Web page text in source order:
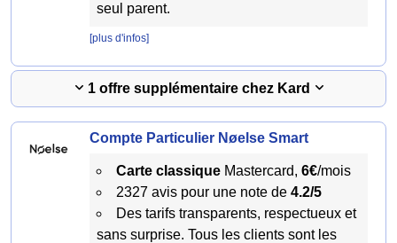
seul parent.
[plus d'infos]
1 offre supplémentaire chez Kard
Compte Particulier Nøelse Smart
Carte classiqueMastercard, 6€/mois
2327 avis pour une note de 4.2/5
Des tarifs transparents, respectueux et
sans surprise. Tous les clients sont les